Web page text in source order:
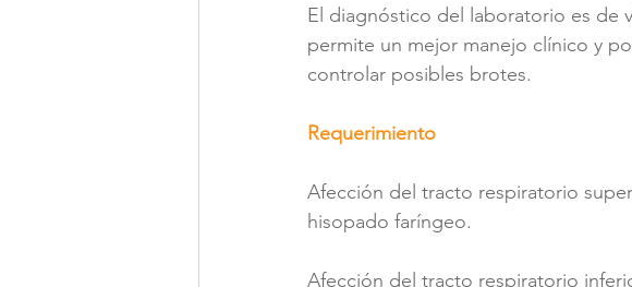
El diagnóstico del laboratorio es de
permite un mejor manejo clínico y
controlar posibles brotes.
Requerimiento
Afección del tracto respiratorio
hisopado faríngeo.
Afección del tracto respiratorio